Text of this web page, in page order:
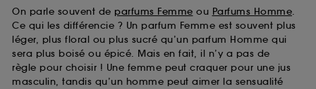
On parle souvent de parfums Femme ou Parfums Homme.
Ce qui les différencie ? Un parfum Femme est souvent plus
léger, plus floral ou plus sucré qu’un parfum Homme qui
sera plus boisé ou épicé. Mais en fait, il n’y a pas de
règle pour choisir ! Une femme peut craquer pour une jus
masculin, tandis qu’un homme peut aimer la sensualité